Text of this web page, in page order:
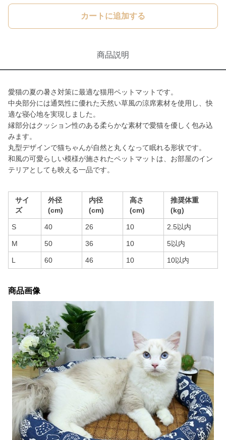
カートに追加する
商品説明
愛猫の夏の暑さ対策に最適な猫用ペットマットです。
中央部分には通気性に優れた天然い草風の涼席素材を使用し、快
適な寝心地を実現しました。
縁部分はクッション性のある柔らかな素材で愛猫を優しく包み込
みます。
丸型デザインで猫ちゃんが自然と丸くなって眠れる形状です。
和風の可愛らしい模様が施されたペットマットは、お部屋のイン
テリアとしても映える一品です。
サイ
ズ
外径
(cm)
内径
(cm)
高さ
(cm)
推奨体重
(kg)
S 40 26 10 2.5以内
M 50 36 10 5以内
L 60 46 10 10以内
商品画像